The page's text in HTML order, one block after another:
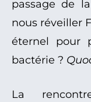
passage de
nous réveiller
éternel pour
bactérie ?
La